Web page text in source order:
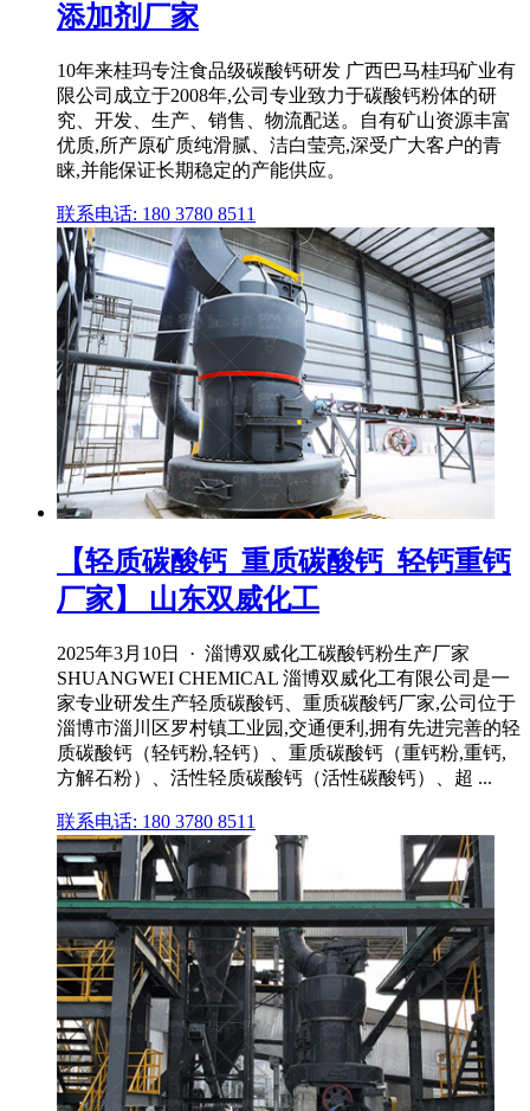
添加剂厂家
10年来桂玛专注食品级碳酸钙研发 广西巴马桂玛矿业有
限公司成立于2008年,公司专业致力于碳酸钙粉体的研
究、开发、生产、销售、物流配送。自有矿山资源丰富
优质,所产原矿质纯滑腻、洁白莹亮,深受广大客户的青
睐,并能保证长期稳定的产能供应。
联系电话: 180 3780 8511
【轻质碳酸钙_重质碳酸钙_轻钙重钙
厂家】 山东双威化工
2025年3月10日 · 淄博双威化工碳酸钙粉生产厂家
SHUANGWEI CHEMICAL 淄博双威化工有限公司是一
家专业研发生产轻质碳酸钙、重质碳酸钙厂家,公司位于
淄博市淄川区罗村镇工业园,交通便利,拥有先进完善的轻
质碳酸钙（轻钙粉,轻钙）、重质碳酸钙（重钙粉,重钙,
方解石粉）、活性轻质碳酸钙（活性碳酸钙）、超 ...
联系电话: 180 3780 8511